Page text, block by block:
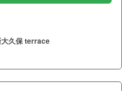
大久保 terrace